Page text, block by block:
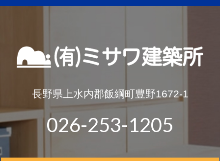
長野県上水内郡飯綱町豊野1672-1
026-253-1205